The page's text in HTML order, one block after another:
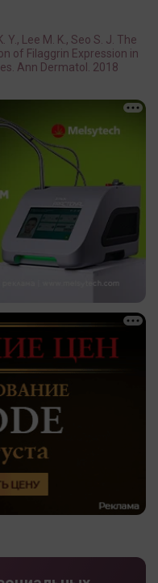
Y., Lee M. K., Seo S. J. The
of Filaggrin Expression in
Ann Dermatol. 2018